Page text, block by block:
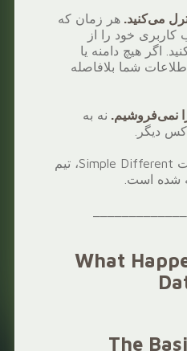
می‌کنید. هر زمان که
کاربری خود را از
اگر هیچ دامنه یا
شما بلافاصله
نمی‌فروشیم. نه به
دیگر.
YorName توسط شرکت Simple Different، تیم
What
The